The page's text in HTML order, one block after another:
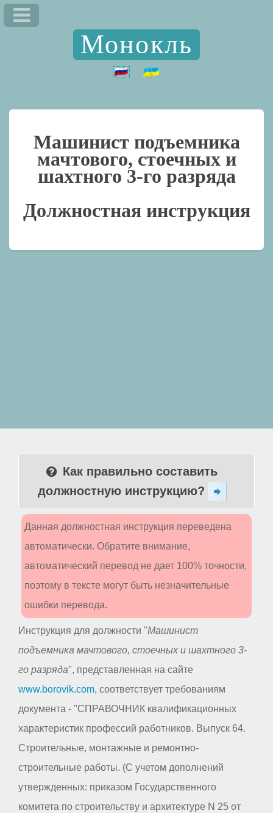
Монокль
Машинист подъемника
мачтового, стоечных и
шахтного 3-го разряда
Должностная инструкция
Как правильно составить
должностную инструкцию?
Данная должностная инструкция переведена
автоматически. Обратите внимание,
автоматический перевод не дает 100% точности,
поэтому в тексте могут быть незначительные
ошибки перевода.
Инструкция для должности "Машинист
подъемника мачтового, стоечных и шахтного 3-
го разряда", представленная на сайте
www.borovik.com, соответствует требованиям
документа - "СПРАВОЧНИК квалификационных
характеристик профессий работников. Выпуск 64.
Строительные, монтажные и ремонтно-
строительные работы. (С учетом дополнений
утвержденных: приказом Государственного
комитета по строительству и архитектуре N 25 от